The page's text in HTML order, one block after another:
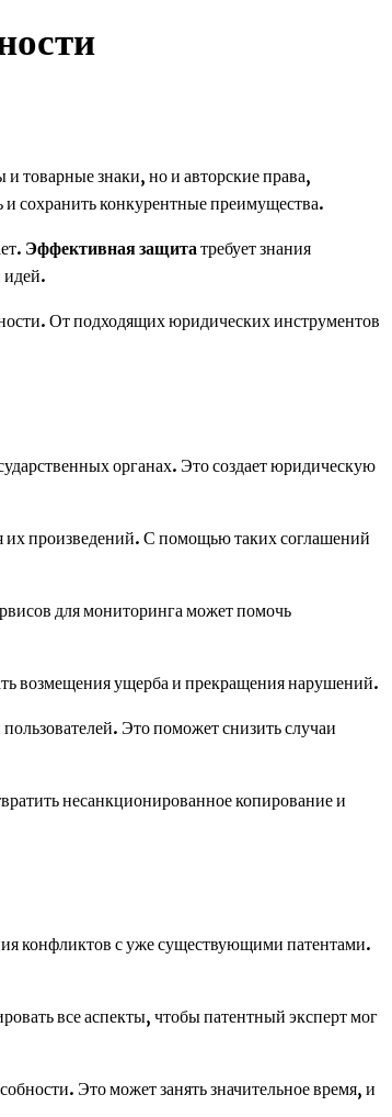
товарные знаки, но и авторские права,
сохранить конкурентные преимущества.
Эффективная защитатребует знания
идей.
От подходящих юридических инструментов
органах. Это создает юридическую
их произведений. С помощью таких соглашений
для мониторинга может помочь
возмещения ущерба и прекращения нарушений.
Это поможет снизить случаи
несанкционированное копирование и
конфликтов с уже существующими патентами.
все аспекты, чтобы патентный эксперт мог
Это может занять значительное время, и